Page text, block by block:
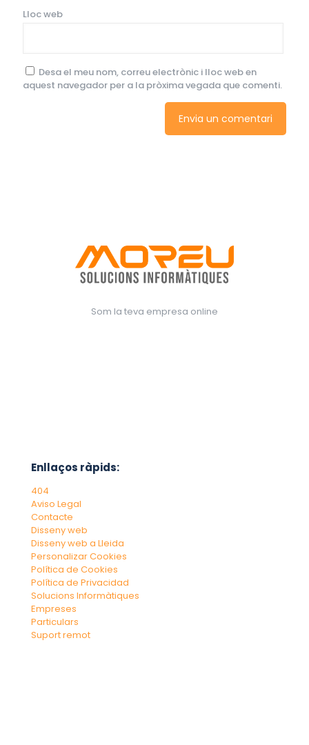
Lloc web
Desa el meu nom, correu electrònic i lloc web en
aquest navegador per a la pròxima vegada que comenti.
Som la teva empresa online
Enllaços ràpids:
404
Aviso Legal
Contacte
Disseny web
Disseny web a Lleida
Personalizar Cookies
Política de Cookies
Política de Privacidad
Solucions Informàtiques
Empreses
Particulars
Suport remot